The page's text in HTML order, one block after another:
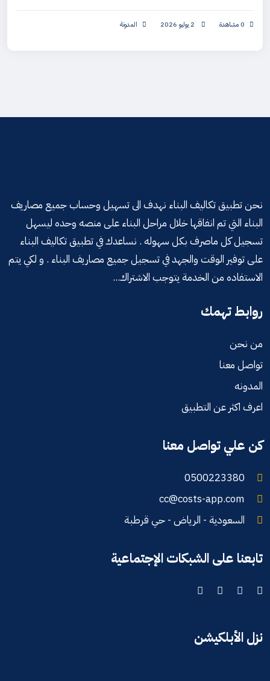
0 مشاهدة المدونة
نحن تطبيق تكاليف البناء نهدف الى تسهيل وحساب جميع مصاريف
البناء التي تم انفاقها خلال مراحل البناء على منصه وحده ليسهل
تسجيل كل ماصرف بكل سهوله . نساعدك في تطبيق تكاليف البناء
على توفير الوقت والجهد في تسجيل جميع مصاريف البناء . و لكي يتم
الاستفاده من الخدمة يتوجب الاشتراك...
روابط تهمك
من نحن
تواصل معنا
المدونه
اعرف اكثر عن التطبيق
كن علي تواصل معنا
السعودية - الرياض - حي قرطبة
تابعنا على الشبكات الإجتماعية
نزل الأبلكيشن